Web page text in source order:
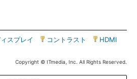
スプレイ コントラスト HDMI
Copyright © ITmedia, Inc. All Rights Reserved.